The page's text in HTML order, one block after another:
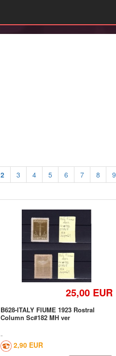
2 3 4 5 6 7 8 9
25,00 EUR
B628-ITALY FIUME 1923 Rostral
Column Sc#182 MH ver
2,90 EUR